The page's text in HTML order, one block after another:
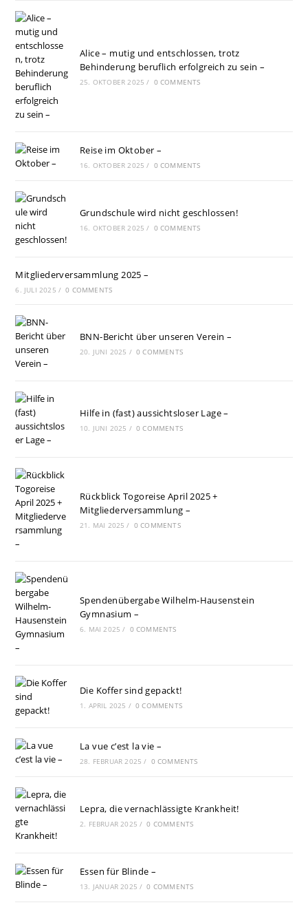
Alice – mutig und entschlossen, trotz
Behinderung beruflich erfolgreich zu sein –
25. OKTOBER 2025 / 0 COMMENTS
Reise im Oktober –
16. OKTOBER 2025 / 0 COMMENTS
Grundschule wird nicht geschlossen!
16. OKTOBER 2025 / 0 COMMENTS
Mitgliederversammlung 2025 –
6. JULI 2025 / 0 COMMENTS
BNN-Bericht über unseren Verein –
20. JUNI 2025 / 0 COMMENTS
Hilfe in (fast) aussichtsloser Lage –
10. JUNI 2025 / 0 COMMENTS
Rückblick Togoreise April 2025 +
Mitgliederversammlung –
21. MAI 2025 / 0 COMMENTS
Spendenübergabe Wilhelm-Hausenstein
Gymnasium –
6. MAI 2025 / 0 COMMENTS
Die Koffer sind gepackt!
1. APRIL 2025 / 0 COMMENTS
La vue c’est la vie –
28. FEBRUAR 2025 / 0 COMMENTS
Lepra, die vernachlässigte Krankheit!
2. FEBRUAR 2025 / 0 COMMENTS
Essen für Blinde –
13. JANUAR 2025 / 0 COMMENTS